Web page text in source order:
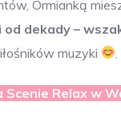
Ormianką
dekady –
muzyki
Relax w